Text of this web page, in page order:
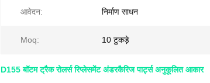
आवेदन: निर्माण साधन
Moq: 10 टुकड़े
D155 बॉटम ट्रैक रोलर्स रिप्लेसमेंट अंडरकैरिज पार्ट्स अनुकूलित आकार